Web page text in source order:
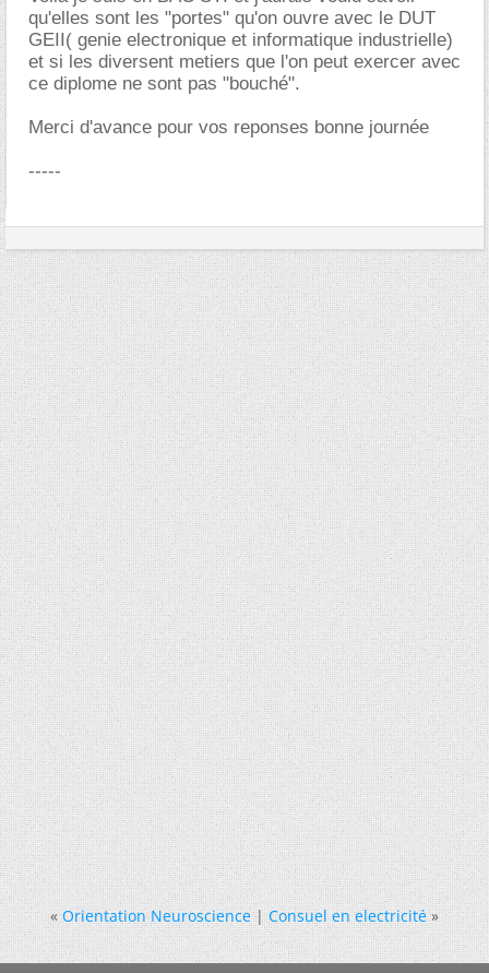
qu'elles sont les "portes" qu'on ouvre avec le DUT
GEII( genie electronique et informatique industrielle)
et si les diversent metiers que l'on peut exercer avec
ce diplome ne sont pas "bouché".
Merci d'avance pour vos reponses bonne journée
-----
« Orientation Neuroscience|Consuel en electricité »